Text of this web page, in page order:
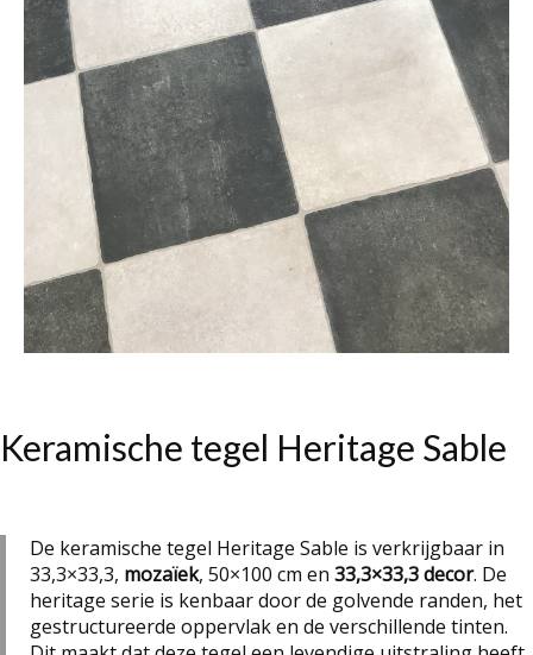
Keramische tegel Heritage Sable
De keramische tegel Heritage Sable is verkrijgbaar in
33,3×33,3, mozaïek, 50×100 cm en 33,3×33,3 decor. De
heritage serie is kenbaar door de golvende randen, het
gestructureerde oppervlak en de verschillende tinten.